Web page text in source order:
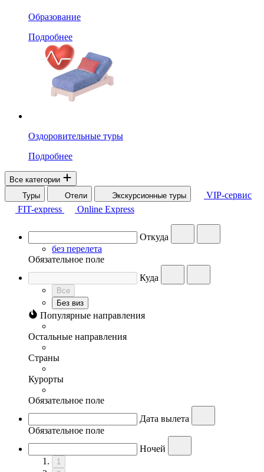
Образование
Подробнее
Оздоровительные туры
Подробнее
Все категории
Туры
Отели Экскурсионные туры
VIP-сервис
FIT-express
Online Express
Откуда
без перелета
Обязательное поле
Куда
Все
Без виз
Популярные направления
Остальные направления
Страны
Курорты
Обязательное поле
Дата вылета
Обязательное поле
Ночей
1